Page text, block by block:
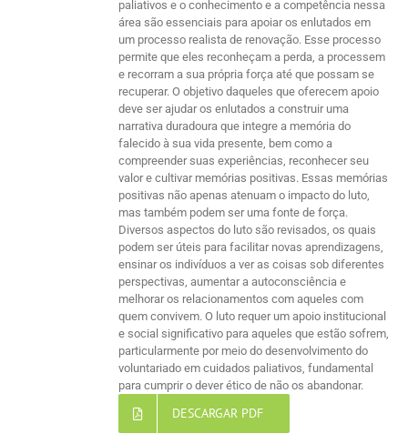
paliativos e o conhecimento e a competência nessa
área são essenciais para apoiar os enlutados em
um processo realista de renovação. Esse processo
permite que eles reconheçam a perda, a processem
e recorram a sua própria força até que possam se
recuperar. O objetivo daqueles que oferecem apoio
deve ser ajudar os enlutados a construir uma
narrativa duradoura que integre a memória do
falecido à sua vida presente, bem como a
compreender suas experiências, reconhecer seu
valor e cultivar memórias positivas. Essas memórias
positivas não apenas atenuam o impacto do luto,
mas também podem ser uma fonte de força.
Diversos aspectos do luto são revisados, os quais
podem ser úteis para facilitar novas aprendizagens,
ensinar os indivíduos a ver as coisas sob diferentes
perspectivas, aumentar a autoconsciência e
melhorar os relacionamentos com aqueles com
quem convivem. O luto requer um apoio institucional
e social significativo para aqueles que estão sofrem,
particularmente por meio do desenvolvimento do
voluntariado em cuidados paliativos, fundamental
para cumprir o dever ético de não os abandonar.
DESCARGAR PDF